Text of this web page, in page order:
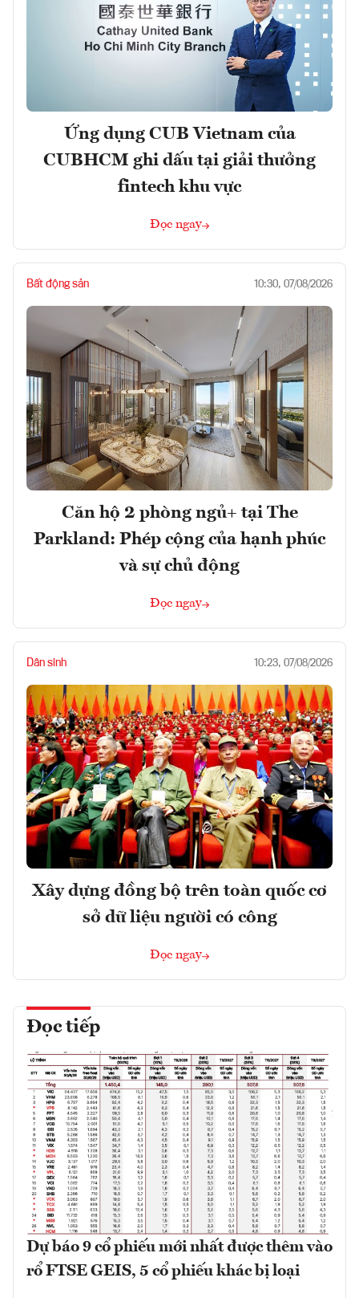
Ứng dụng CUB Vietnam của
CUBHCM ghi dấu tại giải thưởng
fintech khu vực
Đọc ngay
Bất động sản 10:30, 07/08/2026
Căn hộ 2 phòng ngủ+ tại The
Parkland: Phép cộng của hạnh phúc
và sự chủ động
Đọc ngay
Dân sinh 10:23, 07/08/2026
Xây dựng đồng bộ trên toàn quốc cơ
sở dữ liệu người có công
Đọc ngay
Đọc tiếp
Dự báo 9 cổ phiếu mới nhất được thêm vào
rổ FTSE GEIS, 5 cổ phiếu khác bị loại